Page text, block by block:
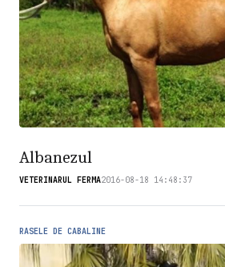
Albanezul
VETERINARUL FERMA2016-08-18 14:48:37
RASELE DE CABALINE